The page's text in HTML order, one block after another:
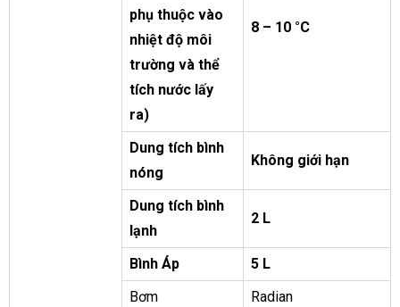
phụ thuộc vào
nhiệt độ môi
trường và thể
tích nước lấy
ra)
8 – 10 °C
Dung tích bình
nóng
Không giới hạn
Dung tích bình
lạnh
2 L
Bình Áp
5 L
Bơm
Radian